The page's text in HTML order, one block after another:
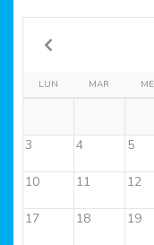
LUN MAR
3 4 5
10 11 12
17 18 19